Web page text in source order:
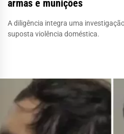
armas e munições
A diligência integra uma
suposta violência doméstica.